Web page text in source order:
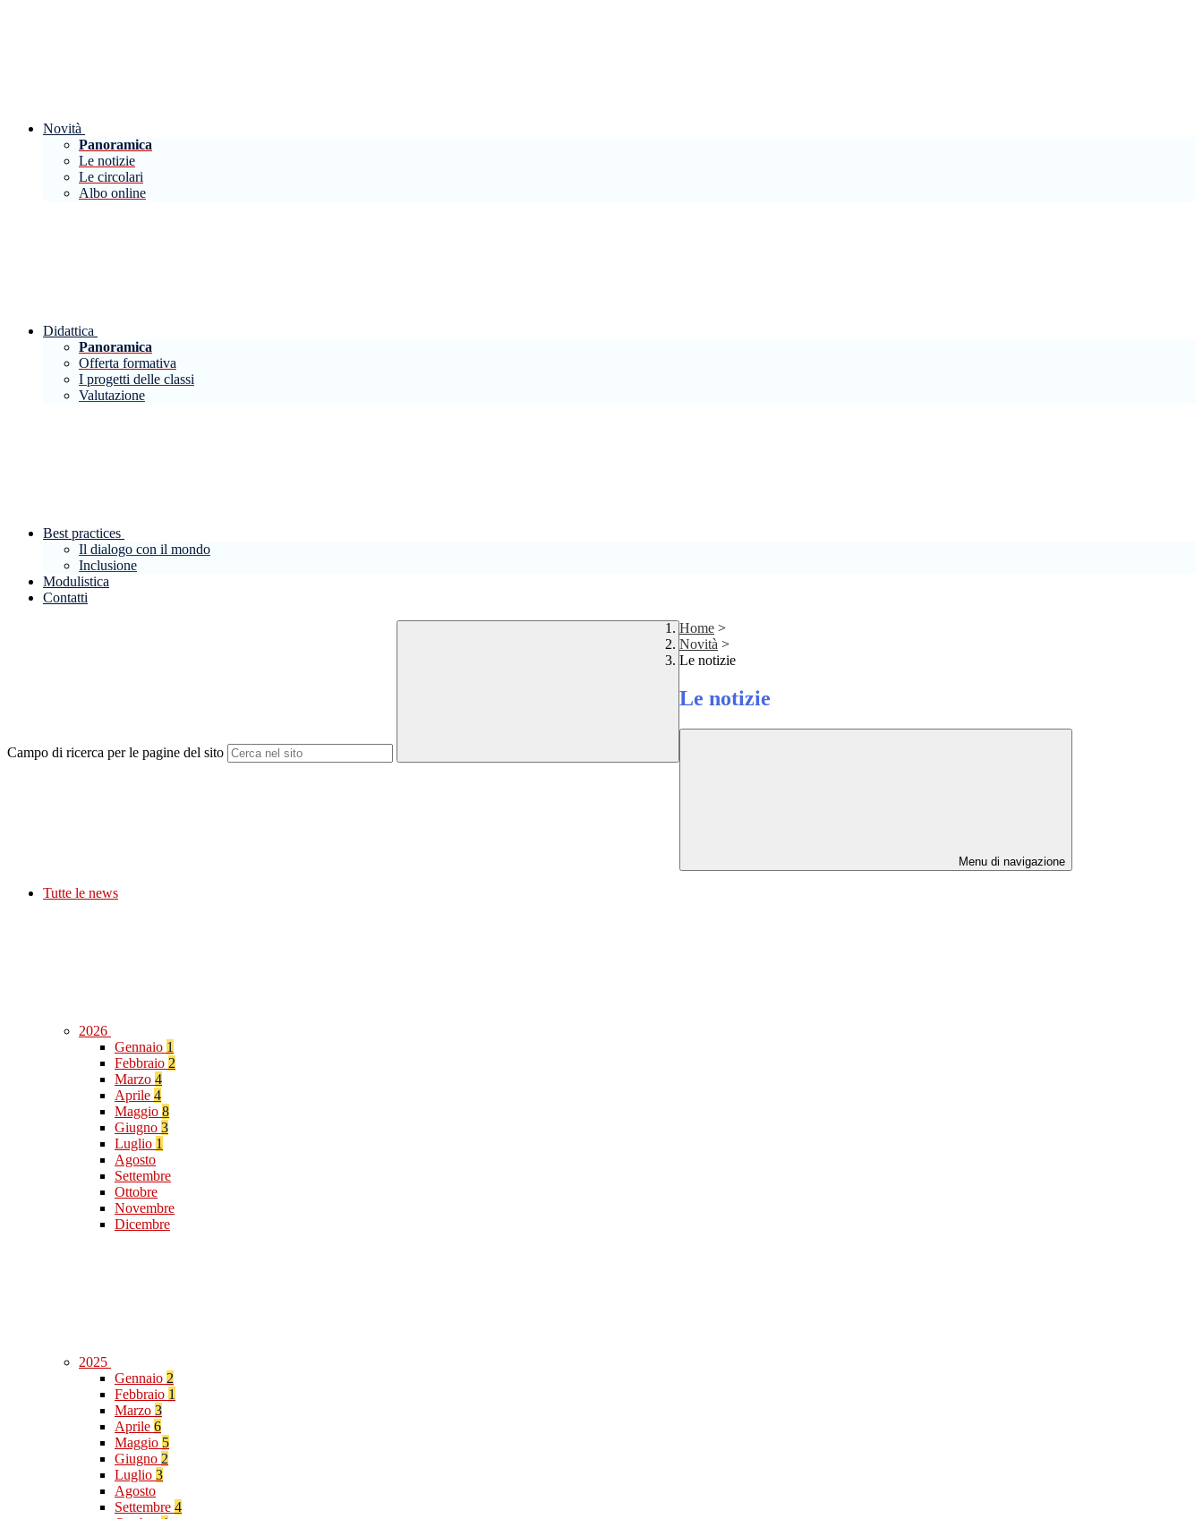
Novità
Panoramica
Le notizie
Le circolari
Albo online
Didattica
Panoramica
Offerta formativa
I progetti delle classi
Valutazione
Best practices
Il dialogo con il mondo
Inclusione
Modulistica
Contatti
Campo di ricerca per le pagine del sito
Home >
Novità >
Le notizie
Le notizie
Menu di navigazione
Tutte le news
2026
Gennaio 1
Febbraio 2
Marzo 4
Aprile 4
Maggio 8
Giugno 3
Luglio 1
Agosto
Settembre
Ottobre
Novembre
Dicembre
2025
Gennaio 2
Febbraio 1
Marzo 3
Aprile 6
Maggio 5
Giugno 2
Luglio 3
Agosto
Settembre 4